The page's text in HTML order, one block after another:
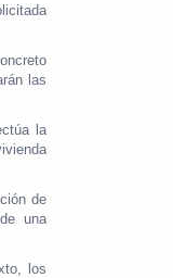
las
la
de
una
los